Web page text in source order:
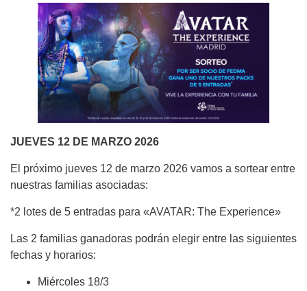
JUEVES 12 DE MARZO 2026
El próximo jueves 12 de marzo 2026 vamos a sortear entre
nuestras familias asociadas:
*2 lotes de 5 entradas para «AVATAR: The Experience»
Las 2 familias ganadoras podrán elegir entre las siguientes
fechas y horarios:
Miércoles 18/3